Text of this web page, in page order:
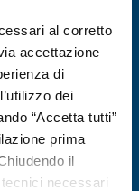
al corretto
accettazione
di
dei
“Accetta tutti”
prima
il
necessari